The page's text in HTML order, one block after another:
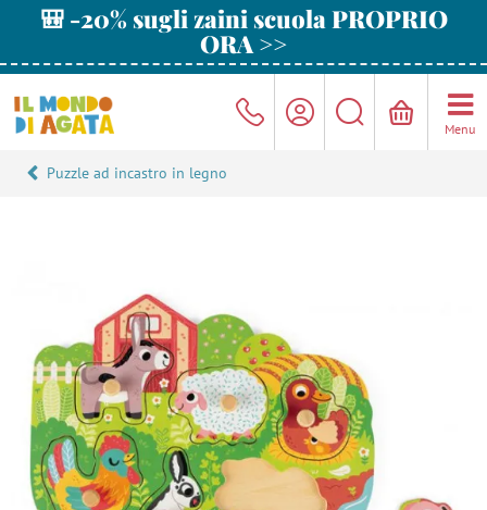
🎒 -20% sugli zaini scuola PROPRIO
ORA >>
Menu
Puzzle ad incastro in legno